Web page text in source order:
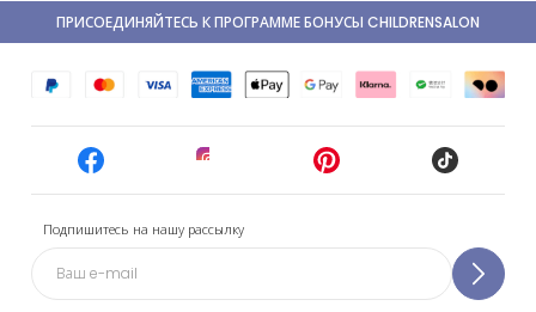
Подпишитесь на нашу рассылку
ПРИСОЕДИНЯЙТЕСЬ К ПРОГРАММЕ БОНУСЫ CHILDRENSALON